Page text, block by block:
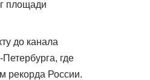
площади
до канала
где
рекорда России.